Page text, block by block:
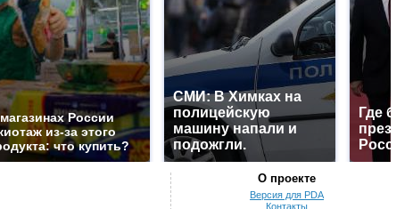
России
из-за этого
что купить?
СМИ: В Химках на
полицейскую
машину напали и
подожгли.
Где
О проекте
Версия для PDA
Контакты